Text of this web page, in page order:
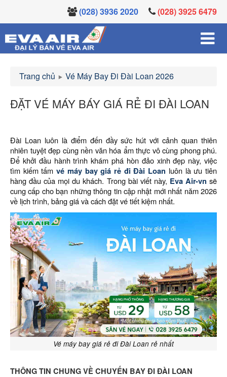
(028) 3936 2020 (028) 3925 6479
Trang chủ Vé Máy Bay Đi Đài Loan 2026
ĐẶT VÉ MÁY BÁY GIÁ RẺ ĐI ĐÀI LOAN
Đài Loan luôn là điểm đến đầy sức hút với cảnh quan thiên
nhiên tuyệt đẹp cùng nền văn hóa ẩm thực vô cùng phong phú.
Để khởi đầu hành trình khám phá hòn đảo xinh đẹp này, việc
tìm kiếm tấmvé máy bay giá rẻ đi Đài Loan luôn là ưu tiên
hàng đầu của mọi du khách. Trong bài viết này, Eva Air-vn sẽ
cung cấp cho bạn những thông tin cập nhật mới nhất năm 2026
về lịch trình, bảng giá và cách đặt vé tiết kiệm nhất.
Vé máy bay giá rẻ đi Đài Loan rẻ nhất
THÔNG TIN CHUNG VỀ CHUYẾN BAY ĐI ĐÀI LOAN